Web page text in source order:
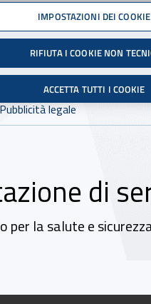
Infortuni
Facebook - Sito
X - Sito
Dove cercare:
Pubblicità legale
di
per la salute e
IMPOSTAZIONI DEI COOKIE
RIFIUTA I COOKIE NON
ACCETTA TUTTI I COOKIE